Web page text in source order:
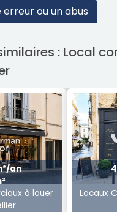
erreur ou un abus
: Local
an
à louer
Locaux